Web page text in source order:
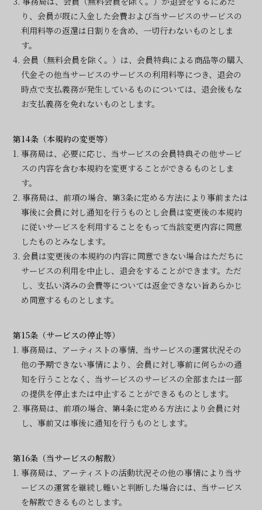
り、会員が既に入金した会費および当サービスのサービスの
利用料等の返還は日割りを含め、一切行わないものとしま
す。
4. 会員（無料会員を除く。）は、会員特典による商品等の購入
代金その他当サービスのサービスの利用料等につき、退会の
時点で支払義務が発生しているものについては、退会後もな
お支払義務を免れないものとします。
第14条（本規約の変更等）
1. 事務局は、必要に応じ、当サービスの会員特典その他サービ
スの内容を含む本規約を変更することができるものとしま
す。
2. 事務局は、前項の場合、第3条に定める方法により事前または
事後に会員に対し通知を行うものとし会員は変更後の本規約
に従いサービスを利用することをもって当該変更内容に同意
したものとみなします。
3. 会員は変更後の本規約の内容に同意できない場合はただちに
サービスの利用を中止し、退会をすることができます。ただ
し、支払い済みの会費等については返金できない旨あらかじ
め同意するものとします。
第15条（サービスの停止等）
1. 事務局は、アーティストの事情、当サービスの運営状況その
他の予期できない事情により、会員に対し事前に何らかの通
知を行うことなく、当サービスのサービスの全部または一部
の提供を停止または中止することができるものとします。
2. 事務局は、前項の場合、第4条に定める方法により会員に対
し、事前又は事後に通知を行うものとします。
第16条（当サービスの解散）
1. 事務局は、アーティストの活動状況その他の事情により当サ
ービスの運営を継続し難いと判断した場合には、当サービス
を解散できるものとします。